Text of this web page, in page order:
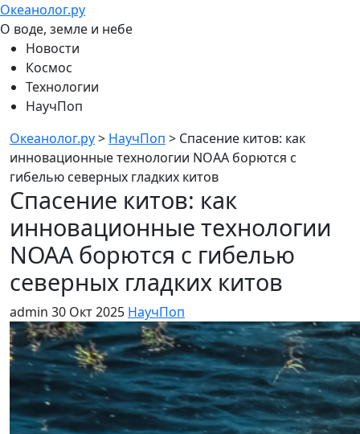
Океанолог.ру
О воде, земле и небе
Новости
Космос
Технологии
НаучПоп
Океанолог.ру> НаучПоп > Спасение китов: как
инновационные технологии NOAA борются с
гибелью северных гладких китов
Спасение китов: как
инновационные технологии
NOAA борются с гибелью
северных гладких китов
admin 30 Окт 2025 НаучПоп